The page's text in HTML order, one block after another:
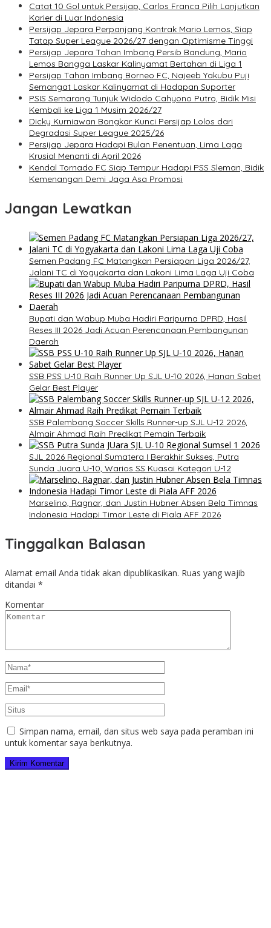
Catat 10 Gol untuk Persijap, Carlos Franca Pilih Lanjutkan
Karier di Luar Indonesia
Persijap Jepara Perpanjang Kontrak Mario Lemos, Siap
Tatap Super League 2026/27 dengan Optimisme Tinggi
Persijap Jepara Tahan Imbang Persib Bandung, Mario
Lemos Bangga Laskar Kalinyamat Bertahan di Liga 1
Persijap Tahan Imbang Borneo FC, Najeeb Yakubu Puji
Semangat Laskar Kalinyamat di Hadapan Suporter
PSIS Semarang Tunjuk Widodo Cahyono Putro, Bidik Misi
Kembali ke Liga 1 Musim 2026/27
Dicky Kurniawan Bongkar Kunci Persijap Lolos dari
Degradasi Super League 2025/26
Persijap Jepara Hadapi Bulan Penentuan, Lima Laga
Krusial Menanti di April 2026
Kendal Tornado FC Siap Tempur Hadapi PSS Sleman, Bidik
Kemenangan Demi Jaga Asa Promosi
Jangan Lewatkan
Semen Padang FC Matangkan Persiapan Liga 2026/27,
Jalani TC di Yogyakarta dan Lakoni Lima Laga Uji Coba
Bupati dan Wabup Muba Hadiri Paripurna DPRD, Hasil
Reses III 2026 Jadi Acuan Perencanaan Pembangunan
Daerah
SSB PSS U-10 Raih Runner Up SJL U-10 2026, Hanan Sabet
Gelar Best Player
SSB Palembang Soccer Skills Runner-up SJL U-12 2026,
Almair Ahmad Raih Predikat Pemain Terbaik
SJL 2026 Regional Sumatera I Berakhir Sukses, Putra
Sunda Juara U-10, Warios SS Kuasai Kategori U-12
Marselino, Ragnar, dan Justin Hubner Absen Bela Timnas
Indonesia Hadapi Timor Leste di Piala AFF 2026
Tinggalkan Balasan
Alamat email Anda tidak akan dipublikasikan. Ruas yang wajib
ditandai *
Komentar
Simpan nama, email, dan situs web saya pada peramban ini
untuk komentar saya berikutnya.